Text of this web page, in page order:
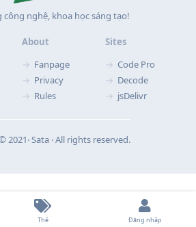
công nghệ, khoa học sáng tạo!
About
Fanpage
Privacy
Rules
Sites
Code Pro
Decode
jsDelivr
2021‧ Sata ‧ All rights reserved.
Thẻ Đăng nhập